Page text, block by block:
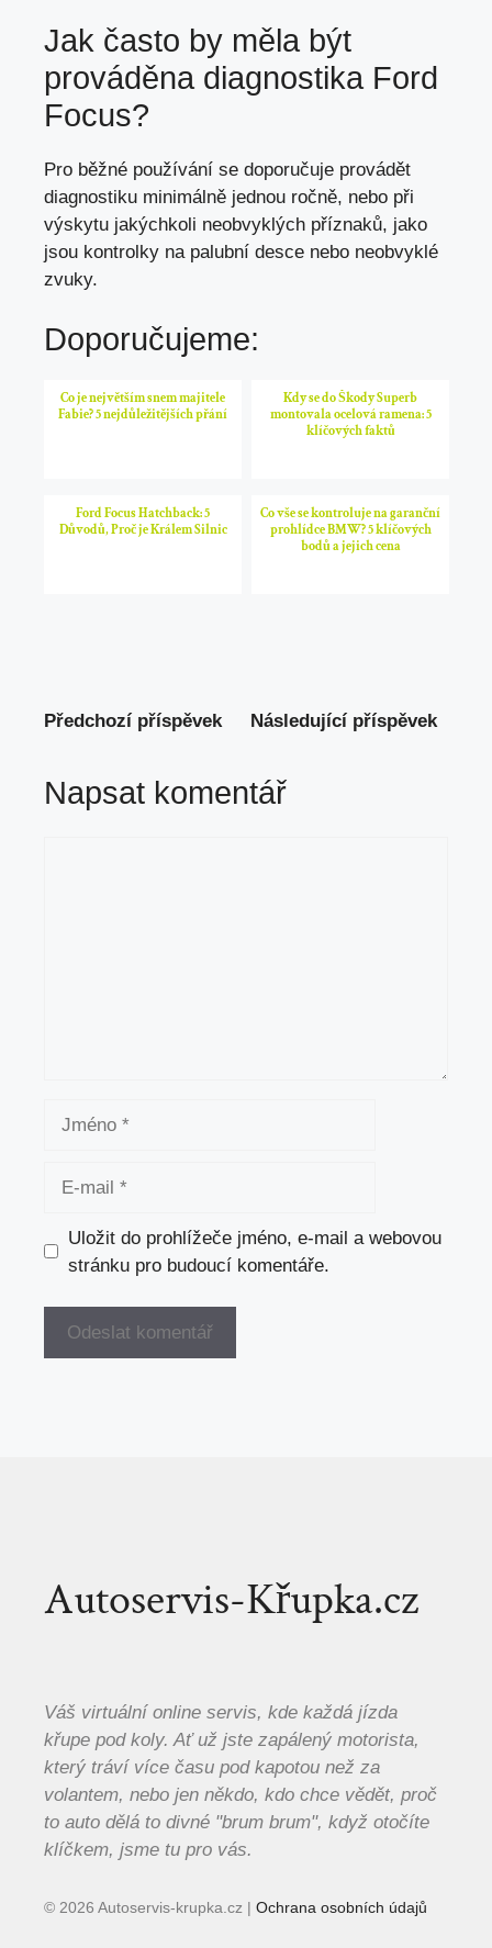
Jak často by měla být
prováděna diagnostika Ford
Focus?
Pro běžné používání se doporučuje provádět
diagnostiku minimálně jednou ročně, nebo při
výskytu jakýchkoli neobvyklých příznaků, jako
jsou kontrolky na palubní desce nebo neobvyklé
zvuky.
Doporučujeme:
Co je největším snem majitele
Fabie? 5 nejdůležitějších přání
Kdy se do Škody Superb
montovala ocelová ramena: 5
klíčových faktů
Ford Focus Hatchback: 5
Důvodů, Proč je Králem Silnic
Co vše se kontroluje na garanční
prohlídce BMW? 5 klíčových
bodů a jejich cena
Předchozí příspěvek Následující příspěvek
Napsat komentář
Jméno
Uložit do prohlížeče jméno, e-mail a webovou
stránku pro budoucí komentáře.
Autoservis-Křupka.cz
Váš virtuální online servis, kde každá jízda
křupe pod koly. Ať už jste zapálený motorista,
který tráví více času pod kapotou než za
volantem, nebo jen někdo, kdo chce vědět, proč
to auto dělá to divné "brum brum", když otočíte
klíčkem, jsme tu pro vás.
© 2026 Autoservis-krupka.cz | Ochrana osobních údajů